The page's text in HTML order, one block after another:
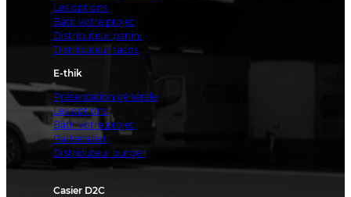
Les options
Bâtir votre projet
Distributeur panini
Distributeur tacos
E-thik
Présentation générale
Les options
Bâtir votre projet
Partenariat
Distributeur burger
Casier D2C